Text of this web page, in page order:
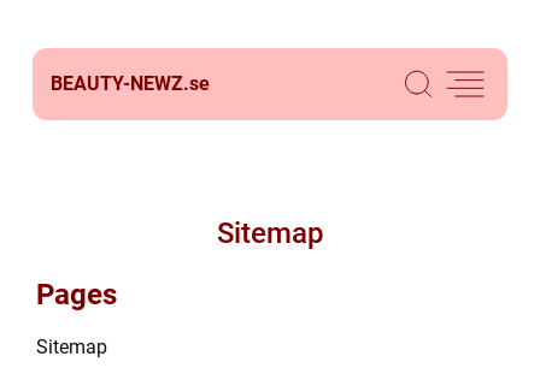
BEAUTY-NEWZ.se
Sitemap
Pages
Sitemap